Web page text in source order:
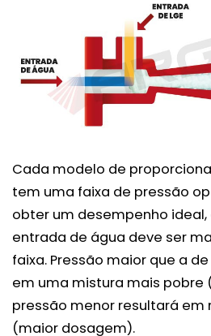
Cada modelo de
tem uma faixa de pressão
obter um desempenho ideal,
entrada de água deve ser
faixa. Pressão maior que a
em uma mistura mais pobre
pressão menor resultará em
(maior dosagem).